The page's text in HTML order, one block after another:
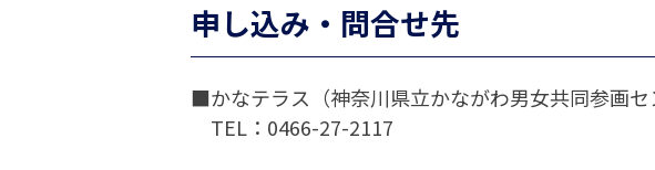
申し込み・問合せ先
■かなテラス（神奈川県立かながわ男女共同参画
TEL：0466-27-2117